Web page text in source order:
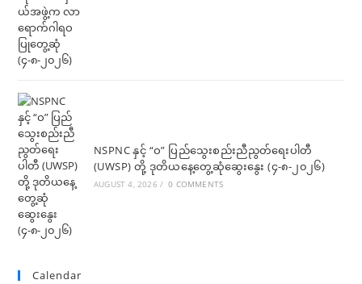
NSPNC နှင့် “ဝ” ပြည်သွေးစည်းညီညွတ်ရေးပါတီ
(UWSP) တို့ ဒုတိယနေ့တွေ့ဆုံဆွေးနွေး (၄-၈-၂၀၂၆)
AUGUST 4, 2026 / 0 COMMENTS
Calendar